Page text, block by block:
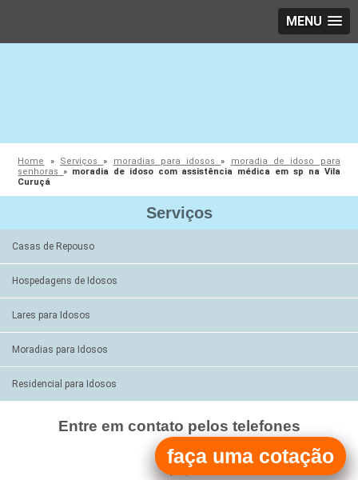
MENU
Home » Serviços» moradias para idosos» moradia de idoso para
senhoras» moradia de idoso com assistência médica em sp na Vila
Curuçá
Serviços
Casas de Repouso
Hospedagens de Idosos
Lares para Idosos
Moradias para Idosos
Residencial para Idosos
Entre em contato pelos telefones
(11)
(11)
faça uma cotação